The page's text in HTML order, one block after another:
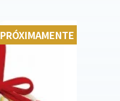
PRÓXIMAMENTE